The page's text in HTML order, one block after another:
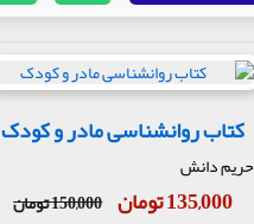
کتاب روانشناسی مادر و کودک
حریم دانش
135,000 تومان 150,000 تومان